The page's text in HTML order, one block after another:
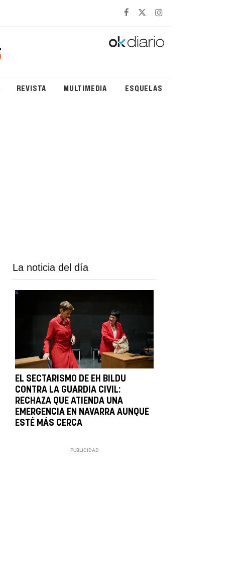
REVISTA MULTIMEDIA ESQUELAS
La noticia del día
EL SECTARISMO DE EH BILDU
CONTRA LA GUARDIA CIVIL:
RECHAZA QUE ATIENDA UNA
EMERGENCIA EN NAVARRA AUNQUE
ESTÉ MÁS CERCA